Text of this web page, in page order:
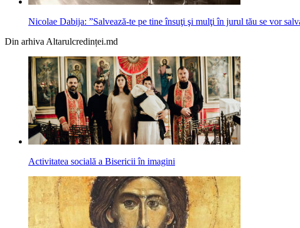
Nicolae Dabija: ”Salvează-te pe tine însuţi şi mulţi în jurul tău se vor
Din arhiva Altarulcredinței.md
Activitatea socială a Bisericii în imagini